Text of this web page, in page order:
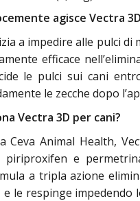
agisce Vectra
a impedire alle pulci di
efficace
le pulci sui cani
le zecche dopo
Vectra 3D per cani?
Ceva Animal Health,
piriproxifen e
a tripla azione
le respinge impedendo